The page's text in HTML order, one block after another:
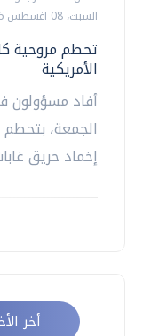
السبت، 08 اغسطس 2026 04:41 ص
تحطم مروحية
الأمريكية
أفاد مسؤولون
الجمعة،
إخماد حريق
أخر